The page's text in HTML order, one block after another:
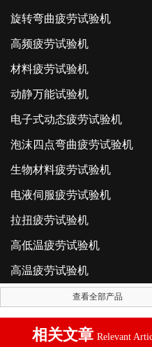
旋转弯曲疲劳试验机
高频疲劳试验机
材料疲劳试验机
动静万能试验机
电子式动态疲劳试验机
泡沫四点弯曲疲劳试验机
生物材料疲劳试验机
电液伺服疲劳试验机
拉扭疲劳试验机
高低温疲劳试验机
高温疲劳试验机
查看全部产品
相关文章 Relevant